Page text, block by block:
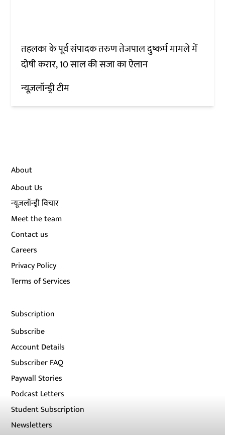
तहलका के पूर्व संपादक तरुण तेजपाल दुष्कर्म मामले में
दोषी करार, 10 साल की सजा का ऐलान
न्यूज़लॉन्ड्री टीम
About
About Us
न्यूज़लॉन्ड्री विचार
Meet the team
Contact us
Careers
Privacy Policy
Terms of Services
Subscription
Subscribe
Account Details
Subscriber FAQ
Paywall Stories
Podcast Letters
Student Subscription
Newsletters